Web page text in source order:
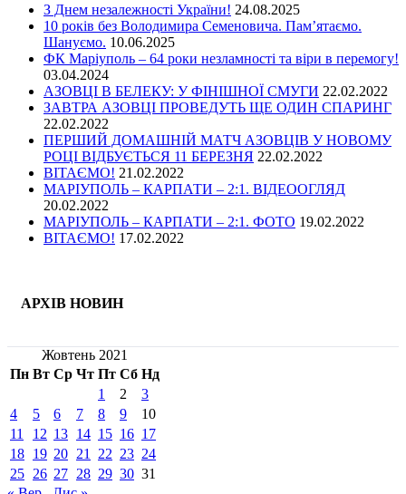
З Днем незалежності України! 24.08.2025
10 років без Володимира Семеновича. Пам’ятаємо.
Шануємо. 10.06.2025
ФК Маріуполь – 64 роки незламності та віри в перемогу!
03.04.2024
АЗОВЦІ В БЕЛЕКУ: У ФІНІШНОЇ СМУГИ 22.02.2022
ЗАВТРА АЗОВЦІ ПРОВЕДУТЬ ЩЕ ОДИН СПАРИНГ
22.02.2022
ПЕРШИЙ ДОМАШНІЙ МАТЧ АЗОВЦІВ У НОВОМУ
РОЦІ ВІДБУЄТЬСЯ 11 БЕРЕЗНЯ 22.02.2022
ВІТАЄМО! 21.02.2022
МАРІУПОЛЬ – КАРПАТИ – 2:1. ВІДЕООГЛЯД
20.02.2022
МАРІУПОЛЬ – КАРПАТИ – 2:1. ФОТО 19.02.2022
ВІТАЄМО! 17.02.2022
АРХІВ НОВИН
Жовтень 2021
Пн Вт Ср Чт Пт Сб Нд
1
2
3
4
5 6 7 8 9
10
11
12 13 14 15 16 17
18 19 20 21 22 23 24
25 26 27 28 29 30 31